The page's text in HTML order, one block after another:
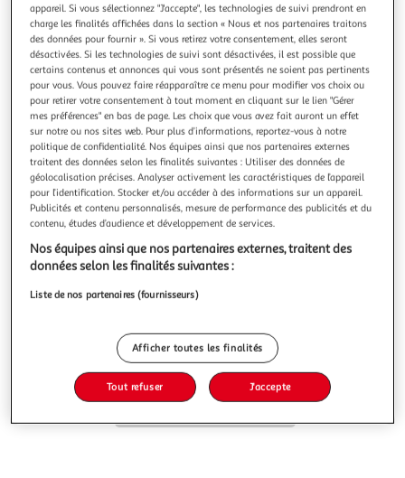
(1)
Kit bûche de Noêl tradition
Plastique
En savoir +
Vendu parAuchan
Livr. ou retrait dès 1/2 jours
A partir de 3,00€ - Retrait offert dès 35€
Plus d'options
19,90€
19,90€ / pce
appareil. Si vous sélectionnez "J'accepte", les technologies de suivi prendront en
charge les finalités affichées dans la section « Nous et nos partenaires traitons
des données pour fournir ». Si vous retirez votre consentement, elles seront
désactivées. Si les technologies de suivi sont désactivées, il est possible que
certains contenus et annonces qui vous sont présentés ne soient pas pertinents
pour vous. Vous pouvez faire réapparaître ce menu pour modifier vos choix ou
pour retirer votre consentement à tout moment en cliquant sur le lien "Gérer
mes préférences" en bas de page. Les choix que vous avez fait auront un effet
sur notre ou nos sites web. Pour plus d’informations, reportez-vous à notre
politique de confidentialité. Nos équipes ainsi que nos partenaires externes
traitent des données selon les finalités suivantes : Utiliser des données de
géolocalisation précises. Analyser activement les caractéristiques de l’appareil
pour l’identification. Stocker et/ou accéder à des informations sur un appareil.
Publicités et contenu personnalisés, mesure de performance des publicités et du
contenu, études d’audience et développement de services.
Nos équipes ainsi que nos partenaires externes, traitent des
données selon les finalités suivantes :
Liste de nos partenaires (fournisseurs)
Afficher toutes les finalités
Tout refuser J'accepte